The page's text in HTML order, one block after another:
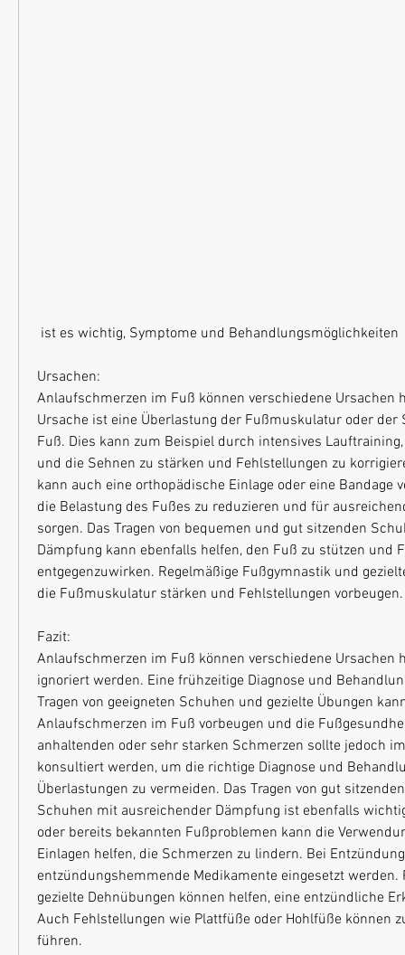
ist es wichtig, Symptome und Behandlungsmöglichkeiten
Ursachen:
Anlaufschmerzen im Fuß können verschiedene Ursachen
Ursache ist eine Überlastung der Fußmuskulatur oder der
Fuß. Dies kann zum Beispiel durch intensives
und die Sehnen zu stärken und Fehlstellungen zu
kann auch eine orthopädische Einlage oder eine Bandage
die Belastung des Fußes zu reduzieren und für
sorgen. Das Tragen von bequemen und gut sitzenden
Dämpfung kann ebenfalls helfen, den Fuß zu stützen und
entgegenzuwirken. Regelmäßige Fußgymnastik und
die Fußmuskulatur stärken und Fehlstellungen vorbeugen.
Fazit:
Anlaufschmerzen im Fuß können verschiedene Ursachen
ignoriert werden. Eine frühzeitige Diagnose und
Tragen von geeigneten Schuhen und gezielte Übungen
Anlaufschmerzen im Fuß vorbeugen und die
anhaltenden oder sehr starken Schmerzen sollte jedoch
konsultiert werden, um die richtige Diagnose und
Überlastungen zu vermeiden. Das Tragen von gut
Schuhen mit ausreichender Dämpfung ist ebenfalls
oder bereits bekannten Fußproblemen kann die
Einlagen helfen, die Schmerzen zu lindern. Bei
entzündungshemmende Medikamente eingesetzt werden.
gezielte Dehnübungen können helfen, eine entzündliche
Auch Fehlstellungen wie Plattfüße oder Hohlfüße können
führen.